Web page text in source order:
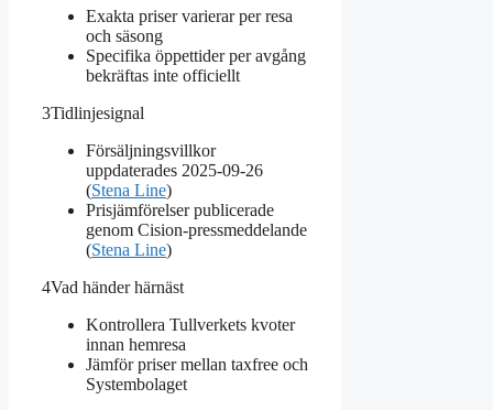
Exakta priser varierar per resa
och säsong
Specifika öppettider per avgång
bekräftas inte officiellt
3Tidlinjesignal
Försäljningsvillkor
uppdaterades 2025-09-26
(Stena Line)
Prisjämförelser publicerade
genom Cision-pressmeddelande
(Stena Line)
4Vad händer härnäst
Kontrollera Tullverkets kvoter
innan hemresa
Jämför priser mellan taxfree och
Systembolaget